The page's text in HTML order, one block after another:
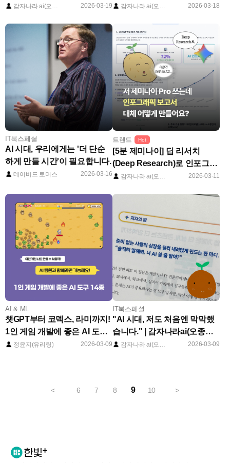
델 생성부터 피팅까지
감자나라 ai(오종현) 2026-03-19 량 문서 요약의 끝판왕(보고서/
감자나라 ai(오종현) 2026-03-18
IT북스페셜
AI 시대, 우리에게는 '더 단순
하게 만들 시간'이 필요합니다.
데이비드 토머스 2026-03-16
트렌드 Hot
[5분 제미나이] 딥 리서치
(Deep Research)로 인포그래
픽 보고서 '5분'만에 제작하는
감자나라 ai(오종현) 2026-03-11
AI & ML
챗GPT부터 코덱스, 라미까지!
1인 게임 개발에 좋은 AI 도구
14종정윤지(유리링) 2026-03-09
IT북스페셜
"AI 시대, 저도 처음엔 막막했
습니다." | 감자나라ai(오종현)
저자의 집필 스토리
감자나라 ai(오종현) 2026-03-09
< 6 7 8 9 10 >